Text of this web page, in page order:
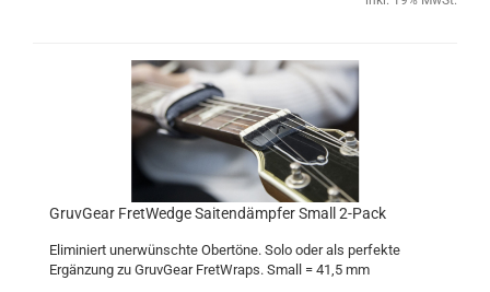
GruvGear FretWedge Saitendämpfer Small 2-Pack
Eliminiert unerwünschte Obertöne. Solo oder als perfekte
Ergänzung zu GruvGear FretWraps. Small = 41,5 mm